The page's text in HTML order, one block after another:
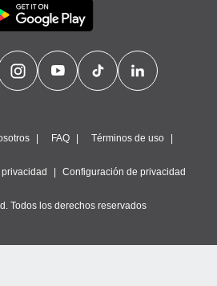
FAQ Términos de uso
Configuración de privacidad
Todos los derechos reservados